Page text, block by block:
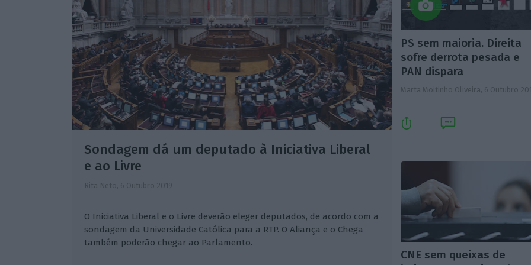
Sondagem dá um deputado à Iniciativa Liberal
e ao Livre
Rita Neto, 6 Outubro 2019
O Iniciativa Liberal e o Livre deverão eleger deputados, de acordo com a
sondagem da Universidade Católica para a RTP. O Aliança e o Chega
também poderão chegar ao Parlamento.
PS sem maioria. Direita
sofre derrota pesada e
PAN dispara
Marta Moitinho Oliveira, 6 Outubro
CNE sem queixas de